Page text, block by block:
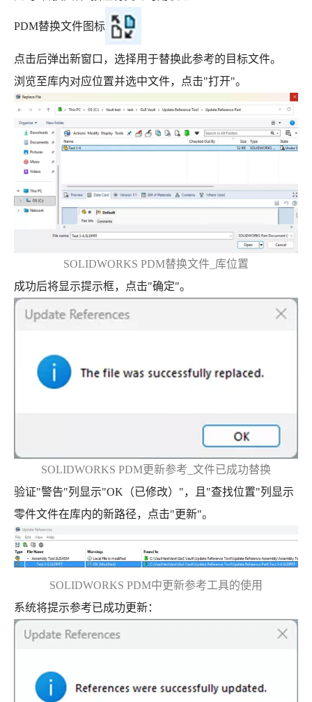
PDM替换文件图标
点击后弹出新窗口，选择用于替换此参考的目标文件。
浏览至库内对应位置并选中文件，点击"打开"。
SOLIDWORKS PDM替换文件_库位置
成功后将显示提示框，点击"确定"。
SOLIDWORKS PDM更新参考_文件已成功替换
验证"警告"列显示"OK（已修改）"，且"查找位置"列显示
零件文件在库内的新路径，点击"更新"。
SOLIDWORKS PDM中更新参考工具的使用
系统将提示参考已成功更新：